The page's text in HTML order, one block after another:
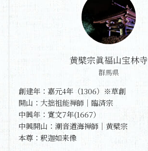
黄檗宗眞福山宝林寺
群馬県
創建年：嘉元4年（1306）※草創
開山：大拙祖能禅師｜臨済宗
中興年：寛文7年(1667）
中興開山：潮音道海禅師｜黄檗宗
本尊：釈迦如来像